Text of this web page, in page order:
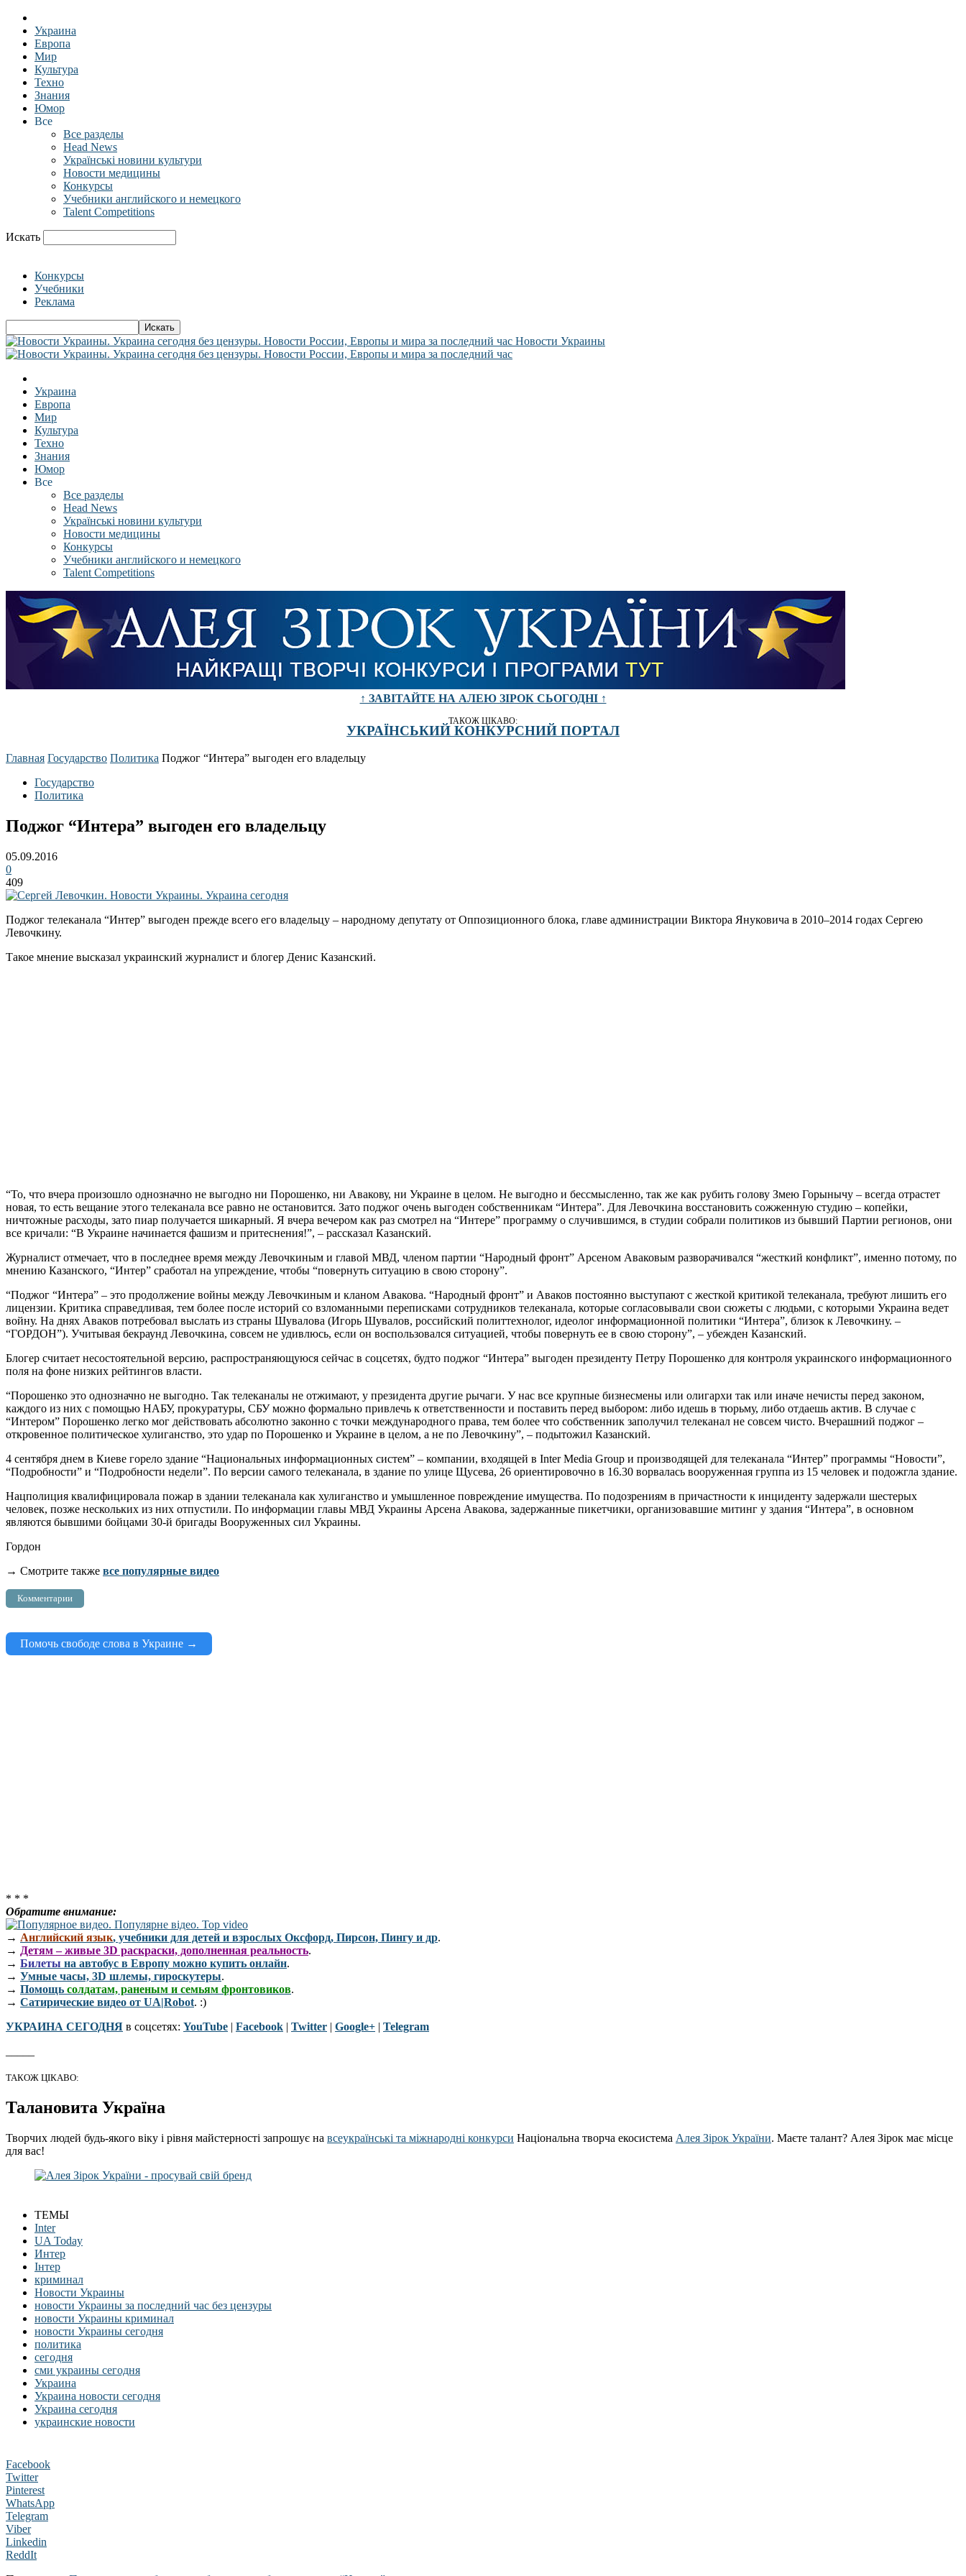
Украина
Европа
Мир
Культура
Техно
Знания
Юмор
Все
Все разделы
Head News
Українські новини культури
Новости медицины
Конкурсы
Учебники английского и немецкого
Talent Competitions
Искать
Конкурсы
Учебники
Реклама
Новости Украины
Украина
Европа
Мир
Культура
Техно
Знания
Юмор
Все
Все разделы
Head News
Українські новини культури
Новости медицины
Конкурсы
Учебники английского и немецкого
Talent Competitions
↑ ЗАВІТАЙТЕ НА АЛЕЮ ЗІРОК СЬОГОДНІ ↑
ТАКОЖ ЦІКАВО:
УКРАЇНСЬКИЙ КОНКУРСНИЙ ПОРТАЛ
Главная Государство Политика Поджог “Интера” выгоден его владельцу
Государство
Политика
Поджог “Интера” выгоден его владельцу
05.09.2016
0
409
Поджог телеканала “Интер” выгоден прежде всего его владельцу – народному депутату от Оппозиционного блока, главе администрации Виктора Януковича в 2010–2014 годах Сергею
Левочкину.
Такое мнение высказал украинский журналист и блогер Денис Казанский.
“То, что вчера произошло однозначно не выгодно ни Порошенко, ни Авакову, ни Украине в целом. Не выгодно и бессмысленно, так же как рубить голову Змею Горынычу – всегда отрастет
новая, то есть вещание этого телеканала все равно не остановится. Зато поджог очень выгоден собственникам “Интера”. Для Левочкина восстановить сожженную студию – копейки,
ничтожные расходы, зато пиар получается шикарный. Я вчера вечером как раз смотрел на “Интере” программу о случившимся, в студии собрали политиков из бывший Партии регионов, они
все кричали: “В Украине начинается фашизм и притеснения!”, – рассказал Казанский.
Журналист отмечает, что в последнее время между Левочкиным и главой МВД, членом партии “Народный фронт” Арсеном Аваковым разворачивался “жесткий конфликт”, именно потому, по
мнению Казанского, “Интер” сработал на упреждение, чтобы “повернуть ситуацию в свою сторону”.
“Поджог “Интера” – это продолжение войны между Левочкиным и кланом Авакова. “Народный фронт” и Аваков постоянно выступают с жесткой критикой телеканала, требуют лишить его
лицензии. Критика справедливая, тем более после историй со взломанными переписками сотрудников телеканала, которые согласовывали свои сюжеты с людьми, с которыми Украина ведет
войну. На днях Аваков потребовал выслать из страны Шувалова (Игорь Шувалов, российский политтехнолог, идеолог информационной политики “Интера”, близок к Левочкину. –
“ГОРДОН”). Учитывая бекраунд Левочкина, совсем не удивлюсь, если он воспользовался ситуацией, чтобы повернуть ее в свою сторону”, – убежден Казанский.
Блогер считает несостоятельной версию, распространяющуюся сейчас в соцсетях, будто поджог “Интера” выгоден президенту Петру Порошенко для контроля украинского информационного
поля на фоне низких рейтингов власти.
“Порошенко это однозначно не выгодно. Так телеканалы не отжимают, у президента другие рычаги. У нас все крупные бизнесмены или олигархи так или иначе нечисты перед законом,
каждого из них с помощью НАБУ, прокуратуры, СБУ можно формально привлечь к ответственности и поставить перед выбором: либо идешь в тюрьму, либо отдаешь актив. В случае с
“Интером” Порошенко легко мог действовать абсолютно законно с точки международного права, тем более что собственник заполучил телеканал не совсем чисто. Вчерашний поджог –
откровенное политическое хулиганство, это удар по Порошенко и Украине в целом, а не по Левочкину”, – подытожил Казанский.
4 сентября днем в Киеве горело здание “Национальных информационных систем” – компании, входящей в Inter Media Group и производящей для телеканала “Интер” программы “Новости”,
“Подробности” и “Подробности недели”. По версии самого телеканала, в здание по улице Щусева, 26 ориентировочно в 16.30 ворвалась вооруженная группа из 15 человек и подожгла здание.
Нацполиция квалифицировала пожар в здании телеканала как хулиганство и умышленное повреждение имущества. По подозрениям в причастности к инциденту задержали шестерых
человек, позже нескольких из них отпустили. По информации главы МВД Украины Арсена Авакова, задержанные пикетчики, организовавшие митинг у здания “Интера”, в основном
являются бывшими бойцами 30-й бригады Вооруженных сил Украины.
Гордон
→ Смотрите также все популярные видео
Комментарии
Помочь свободе слова в Украине →
* * *
Обратите внимание:
→ Английский язык, учебники для детей и взрослых Оксфорд, Пирсон, Пингу и др.
→ Детям – живые 3D раскраски, дополненная реальность.
→ Билеты на автобус в Европу можно купить онлайн.
→ Умные часы, 3D шлемы, гироскутеры.
→ Помощь солдатам, раненым и семьям фронтовиков.
→ Сатирические видео от UA|Robot. :)
УКРАИНА СЕГОДНЯ в соцсетях: YouTube | Facebook | Twitter | Google+ | Telegram
ТАКОЖ ЦІКАВО:
Талановита Україна
Творчих людей будь-якого віку і рівня майстерності запрошує на всеукраїнські та міжнародні конкурси Національна творча екосистема Алея Зірок України. Маєте талант? Алея Зірок має місце
для вас!
ТЕМЫ
Inter
UA Today
Интер
Інтер
криминал
Новости Украины
новости Украины за последний час без цензуры
новости Украины криминал
новости Украины сегодня
политика
сегодня
сми украины сегодня
Украина
Украина новости сегодня
Украина сегодня
украинские новости
Facebook
Twitter
Pinterest
WhatsApp
Telegram
Viber
Linkedin
ReddIt